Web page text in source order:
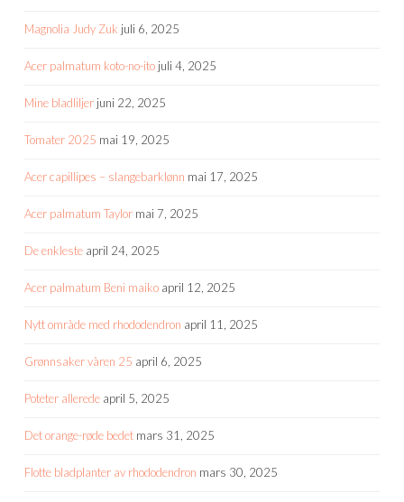
Magnolia Judy Zuk juli 6, 2025
Acer palmatum koto-no-ito juli 4, 2025
Mine bladliljer juni 22, 2025
Tomater 2025 mai 19, 2025
Acer capillipes – slangebarklønn mai 17, 2025
Acer palmatum Taylor mai 7, 2025
De enkleste april 24, 2025
Acer palmatum Beni maiko april 12, 2025
Nytt område med rhododendron april 11, 2025
Grønnsaker våren 25 april 6, 2025
Poteter allerede april 5, 2025
Det orange-røde bedet mars 31, 2025
Flotte bladplanter av rhododendron mars 30, 2025